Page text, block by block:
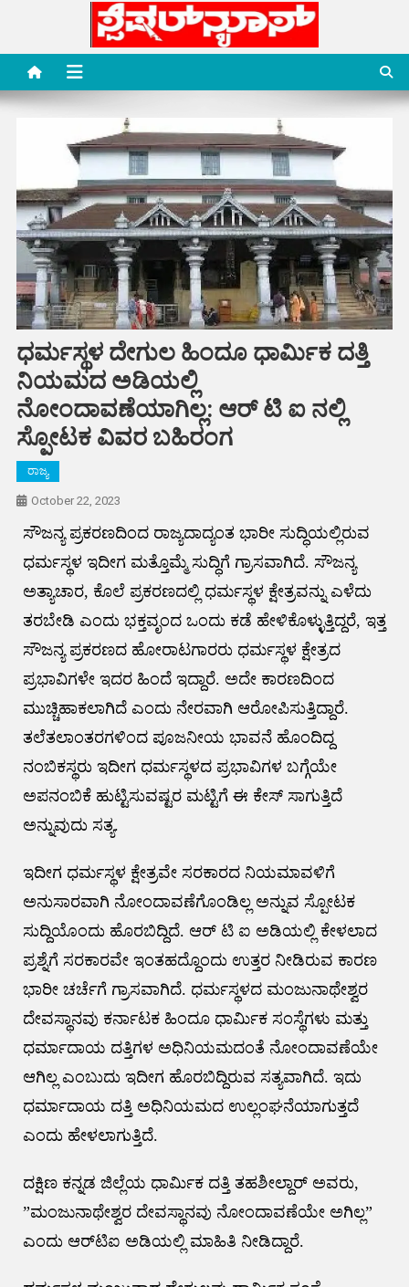
content
Special News Media
Special News Media
ಧರ್ಮಸ್ಥಳ ದೇಗುಲ ಹಿಂದೂ ಧಾರ್ಮಿಕ ದತ್ತಿ
ನಿಯಮದ ಅಡಿಯಲ್ಲಿ
ನೋಂದಾವಣೆಯಾಗಿಲ್ಲ: ಆರ್ ಟಿ ಐ ನಲ್ಲಿ
ಸ್ಪೋಟಕ ವಿವರ ಬಹಿರಂಗ
ರಾಜ್ಯ
October 22, 2023
ಸೌಜನ್ಯ ಪ್ರಕರಣದಿಂದ ರಾಜ್ಯದಾದ್ಯಂತ ಭಾರೀ ಸುದ್ಧಿಯಲ್ಲಿರುವ
ಧರ್ಮಸ್ಥಳ ಇದೀಗ ಮತ್ತೊಮ್ಮೆ ಸುದ್ಧಿಗೆ ಗ್ರಾಸವಾಗಿದೆ. ಸೌಜನ್ಯ
ಅತ್ಯಾಚಾರ, ಕೊಲೆ ಪ್ರಕರಣದಲ್ಲಿ ಧರ್ಮಸ್ಥಳ ಕ್ಷೇತ್ರವನ್ನು ಎಳೆದು
ತರಬೇಡಿ ಎಂದು ಭಕ್ತವೃಂದ ಒಂದು ಕಡೆ ಹೇಳಿಕೊಳ್ಳುತ್ತಿದ್ದರೆ, ಇತ್ತ
ಸೌಜನ್ಯ ಪ್ರಕರಣದ ಹೋರಾಟಗಾರರು ಧರ್ಮಸ್ಥಳ ಕ್ಷೇತ್ರದ
ಪ್ರಭಾವಿಗಳೇ ಇದರ ಹಿಂದೆ ಇದ್ದಾರೆ. ಅದೇ ಕಾರಣದಿಂದ
ಮುಚ್ಚಿಹಾಕಲಾಗಿದೆ ಎಂದು ನೇರವಾಗಿ ಆರೋಪಿಸುತ್ತಿದ್ದಾರೆ.
ತಲೆತಲಾಂತರಗಳಿಂದ ಪೂಜನೀಯ ಭಾವನೆ ಹೊಂದಿದ್ದ
ನಂಬಿಕಸ್ಥರು ಇದೀಗ ಧರ್ಮಸ್ಥಳದ ಪ್ರಭಾವಿಗಳ ಬಗ್ಗೆಯೇ
ಅಪನಂಬಿಕೆ ಹುಟ್ಟಿಸುವಷ್ಟರ ಮಟ್ಟಿಗೆ ಈ ಕೇಸ್ ಸಾಗುತ್ತಿದೆ
ಅನ್ನುವುದು ಸತ್ಯ.
ಇದೀಗ ಧರ್ಮಸ್ಥಳ ಕ್ಷೇತ್ರವೇ ಸರಕಾರದ ನಿಯಮಾವಳಿಗೆ
ಅನುಸಾರವಾಗಿ ನೋಂದಾವಣೆಗೊಂಡಿಲ್ಲ ಅನ್ನುವ ಸ್ಪೋಟಕ
ಸುದ್ದಿಯೊಂದು ಹೊರಬಿದ್ದಿದೆ. ಆರ್ ಟಿ ಐ ಅಡಿಯಲ್ಲಿ ಕೇಳಲಾದ
ಪ್ರಶ್ನೆಗೆ ಸರಕಾರವೇ ಇಂತಹದ್ದೊಂದು ಉತ್ತರ ನೀಡಿರುವ ಕಾರಣ
ಭಾರೀ ಚರ್ಚೆಗೆ ಗ್ರಾಸವಾಗಿದೆ. ಧರ್ಮಸ್ಥಳದ ಮಂಜುನಾಥೇಶ್ವರ
ದೇವಸ್ಥಾನವು ಕರ್ನಾಟಕ ಹಿಂದೂ ಧಾರ್ಮಿಕ ಸಂಸ್ಥೆಗಳು ಮತ್ತು
ಧರ್ಮಾದಾಯ ದತ್ತಿಗಳ ಅಧಿನಿಯಮದಂತೆ ನೋಂದಾವಣೆಯೇ
ಆಗಿಲ್ಲ ಎಂಬುದು ಇದೀಗ ಹೊರಬಿದ್ದಿರುವ ಸತ್ಯವಾಗಿದೆ. ಇದು
ಧರ್ಮಾದಾಯ ದತ್ತಿ ಅಧಿನಿಯಮದ ಉಲ್ಲಂಘನೆಯಾಗುತ್ತದೆ
ಎಂದು ಹೇಳಲಾಗುತ್ತಿದೆ.
ದಕ್ಷಿಣ ಕನ್ನಡ ಜಿಲ್ಲೆಯ ಧಾರ್ಮಿಕ ದತ್ತಿ ತಹಶೀಲ್ದಾರ್‌ ಅವರು,
”ಮಂಜುನಾಥೇಶ್ವರ ದೇವಸ್ಥಾನವು ನೋಂದಾವಣೆಯೇ ಅಗಿಲ್ಲ”
ಎಂದು ಆರ್‌ಟಿಐ ಅಡಿಯಲ್ಲಿ ಮಾಹಿತಿ ನೀಡಿದ್ದಾರೆ.